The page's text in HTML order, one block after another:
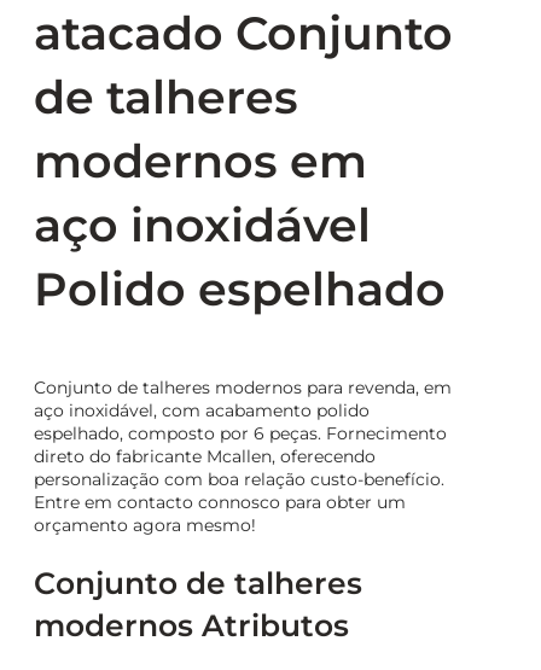
atacado Conjunto
de talheres
modernos em
aço inoxidável
Polido espelhado
Conjunto de talheres modernos para revenda, em
aço inoxidável, com acabamento polido
espelhado, composto por 6 peças. Fornecimento
direto do fabricante Mcallen, oferecendo
personalização com boa relação custo-benefício.
Entre em contacto connosco para obter um
orçamento agora mesmo!
Conjunto de talheres
modernos Atributos